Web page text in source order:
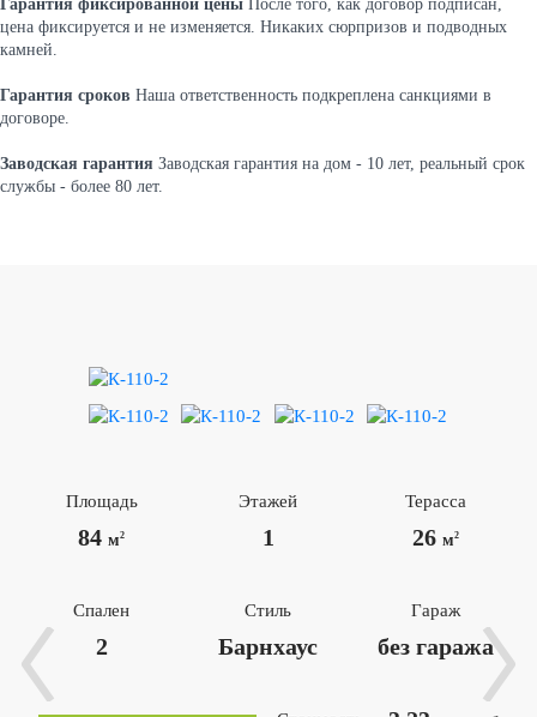
Гарантия фиксированной цены После того, как договор подписан,
цена фиксируется и не изменяется. Никаких сюрпризов и подводных
камней.
Гарантия сроков Наша ответственность подкреплена санкциями в
договоре.
Заводская гарантия Заводская гарантия на дом - 10 лет, реальный срок
службы - более 80 лет.
Площадь
84м2
Этажей
1
Терасса
26 м2
Спален
2
Стиль
Барнхаус
Гараж
без гаража